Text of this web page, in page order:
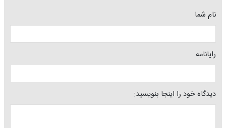
نام شما
رایانامه
دیدگاه خود را اینجا بنویسید: